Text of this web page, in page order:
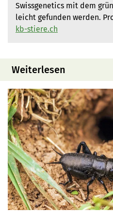
Swissgenetics mit dem
leicht gefunden werden.
kb-stiere.ch
Weiterlesen